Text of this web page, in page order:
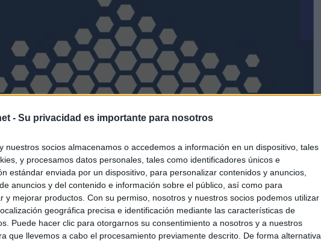
- Su privacidad es importante para nosotros
nuestros socios almacenamos o accedemos a información en un dispositivo, tales
y procesamos datos personales, tales como identificadores únicos e
estándar enviada por un dispositivo, para personalizar contenidos y anuncios,
anuncios y del contenido e información sobre el público, así como para
y mejorar productos. Con su permiso, nosotros y nuestros socios podemos utilizar
geográfica precisa e identificación mediante las características de
Puede hacer clic para otorgarnos su consentimiento a nosotros y a nuestros
que llevemos a cabo el procesamiento previamente descrito. De forma alternativa,